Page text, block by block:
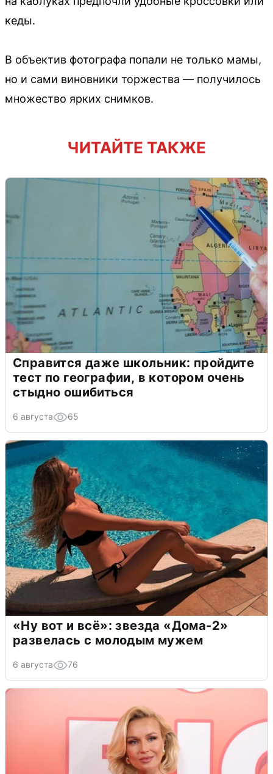
кеды.
В объектив фотографа попали не только мамы,
но и сами виновники торжества — получилось
множество ярких снимков.
ЧИТАЙТЕ ТАКЖЕ
Справится даже школьник: пройдите
тест по географии, в котором очень
стыдно ошибиться
6 августа 65
«Ну вот и всё»: звезда «Дома-2»
развелась с молодым мужем
6 августа 76